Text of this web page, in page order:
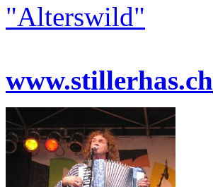
"Alterswild"
www.stillerhas.ch